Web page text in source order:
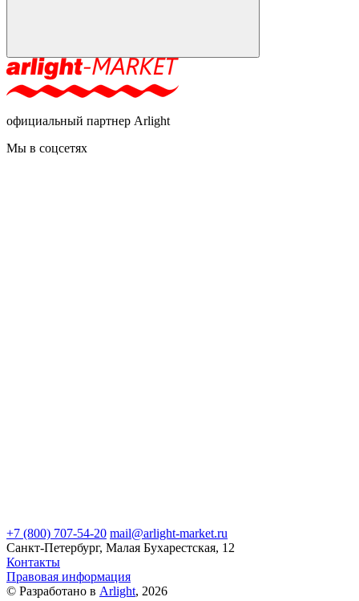
официальный партнер Arlight
Мы в соцсетях
+7 (800) 707-54-20 mail@arlight-market.ru
Санкт-Петербург, Малая Бухарестская, 12
Контакты
Правовая информация
© Разработано в Arlight, 2026